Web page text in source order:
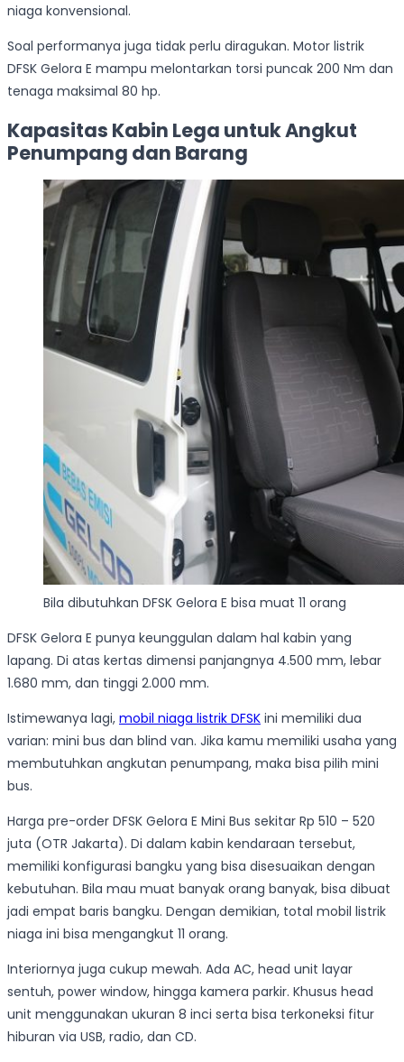
niaga konvensional.
Soal performanya juga tidak perlu diragukan. Motor listrik
DFSK Gelora E mampu melontarkan torsi puncak 200 Nm dan
tenaga maksimal 80 hp.
Kapasitas Kabin Lega untuk Angkut
Penumpang dan Barang
Bila dibutuhkan DFSK Gelora E bisa muat 11 orang
DFSK Gelora E punya keunggulan dalam hal kabin yang
lapang. Di atas kertas dimensi panjangnya 4.500 mm, lebar
1.680 mm, dan tinggi 2.000 mm.
Istimewanya lagi, mobil niaga listrik DFSK ini memiliki dua
varian: mini bus dan blind van. Jika kamu memiliki usaha yang
membutuhkan angkutan penumpang, maka bisa pilih mini
bus.
Harga pre-order DFSK Gelora E Mini Bus sekitar Rp 510 – 520
juta (OTR Jakarta). Di dalam kabin kendaraan tersebut,
memiliki konfigurasi bangku yang bisa disesuaikan dengan
kebutuhan. Bila mau muat banyak orang banyak, bisa dibuat
jadi empat baris bangku. Dengan demikian, total mobil listrik
niaga ini bisa mengangkut 11 orang.
Interiornya juga cukup mewah. Ada AC, head unit layar
sentuh, power window, hingga kamera parkir. Khusus head
unit menggunakan ukuran 8 inci serta bisa terkoneksi fitur
hiburan via USB, radio, dan CD.